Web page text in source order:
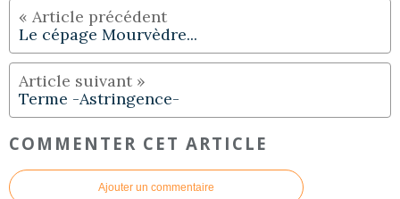
Le cépage Mourvèdre...
Terme -Astringence-
COMMENTER CET ARTICLE
Ajouter un commentaire